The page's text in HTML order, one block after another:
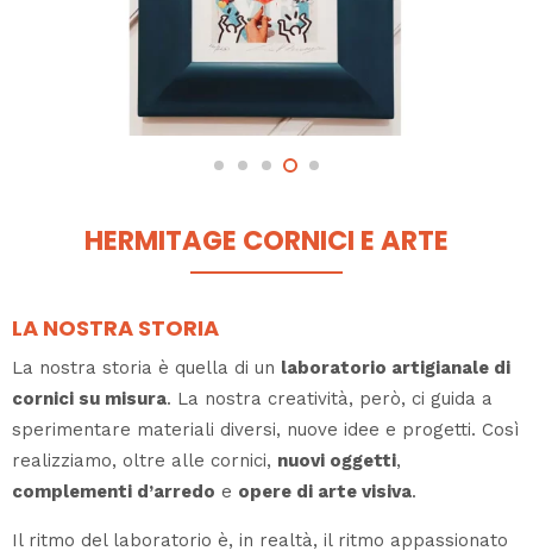
HERMITAGE CORNICI E ARTE
LA NOSTRA STORIA
La nostra storia è quella di un laboratorio artigianale di
cornici su misura. La nostra creatività, però, ci guida a
sperimentare materiali diversi, nuove idee e progetti. Così
realizziamo, oltre alle cornici, nuovi oggetti,
complementi d’arredo e opere di arte visiva.
Il ritmo del laboratorio è, in realtà, il ritmo appassionato